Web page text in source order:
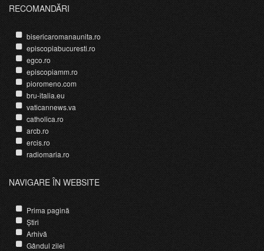
RECOMANDĂRI
bisericaromanaunita.ro
episcopiabucuresti.ro
egco.ro
episcopiamm.ro
pioromeno.com
bru-italia.eu
vaticannews.va
catholica.ro
arcb.ro
ercis.ro
radiomaria.ro
NAVIGARE ÎN WEBSITE
Prima pagină
Știri
Arhivă
Gândul zilei